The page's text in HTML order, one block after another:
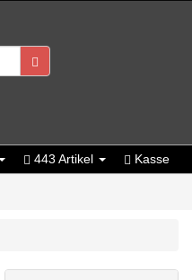
443 Artikel Kasse